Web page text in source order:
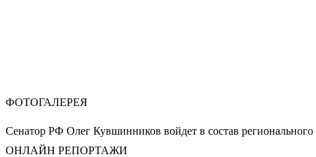
ФОТОГАЛЕРЕЯ
Сенатор РФ Олег Кувшинников войдет в состав
ОНЛАЙН РЕПОРТАЖИ